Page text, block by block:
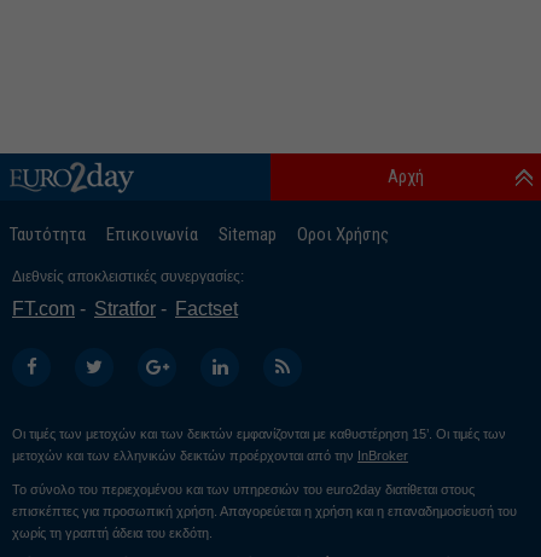
Ταυτότητα Επικοινωνία Sitemap Οροι Χρήσης
Αρχή
Διεθνείς αποκλειστικές συνεργασίες:
FT.com Stratfor Factset
Οι τιμές των μετοχών και των δεικτών εμφανίζονται με καθυστέρηση 15’. Οι τιμές των
μετοχών και των ελληνικών δεικτών προέρχονται από την InBroker
Το σύνολο του περιεχομένου και των υπηρεσιών του euro2day διατίθεται στους
επισκέπτες για προσωπική χρήση. Απαγορεύεται η χρήση και η επαναδημοσίευσή του
χωρίς τη γραπτή άδεια του εκδότη.